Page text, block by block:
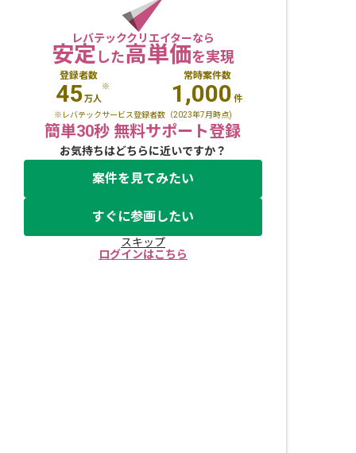
レバテッククリエイターなら
安定した高単価を実現
登録者数
45万人
※
常時案件数
1,000 件
※レバテックサービス登録者数（2023年7月時点)
簡単30秒 無料サポート登録
お気持ちはどちらに近いですか？
案件を見てみたい
すぐに参画したい
スキップ
ログインはこちら